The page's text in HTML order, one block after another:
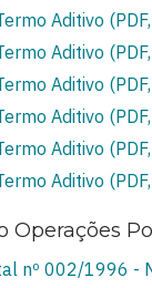
Aditivo
Aditivo
Aditivo
Aditivo
Aditivo
Aditivo
Operações
nº 002/1996 -